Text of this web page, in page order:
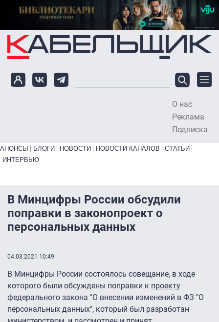
Перейти к основному содержанию
О нас
Реклама
Подписка
Primary links bottom
АНОНСЫ БЛОГИ НОВОСТИ НОВОСТИ КАНАЛОВ
СТАТЬИ
ИНТЕРВЬЮ
В Минцифры России обсудили
поправки в законопроект о
персональных данных
04.03.2021 10:49
В Минцифры России состоялось совещание, в ходе
которого были обсуждены поправки к проекту
федерального закона "О внесении изменений в ФЗ "О
персональных данных", который был разработан